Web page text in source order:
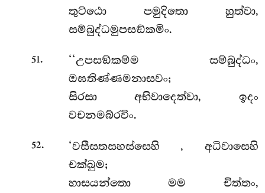
තුට්ඨො පමුදිතො හුත්වා,
සම්බුද්ධමුපසඞ්කමිං.
51.
‘‘උපසඞ්කම්ම සම්බුද්ධං,
ඔඝතිණ්ණමනාසවං;
සිරසා අභිවාදෙත්වා, ඉදං
වචනමබ්රවිං.
52. ‘වසීසතසහස්සෙහි, අධිවාසෙහි
චක්ඛුම;
හාසයන්තො මම චිත්තං,